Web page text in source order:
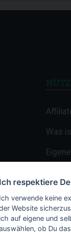
Was
Ich respektiere
Ich verwende keine
Website
ich auf eigene und
ob Du